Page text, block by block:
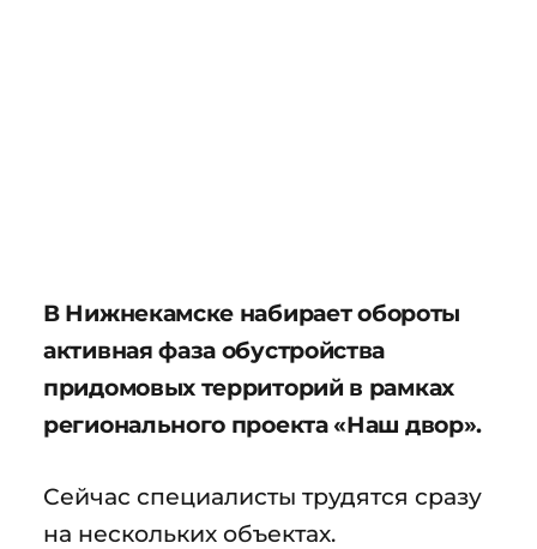
В Нижнекамске набирает обороты
активная фаза обустройства
придомовых территорий в рамках
регионального проекта «Наш двор».
Сейчас специалисты трудятся сразу
на нескольких объектах.